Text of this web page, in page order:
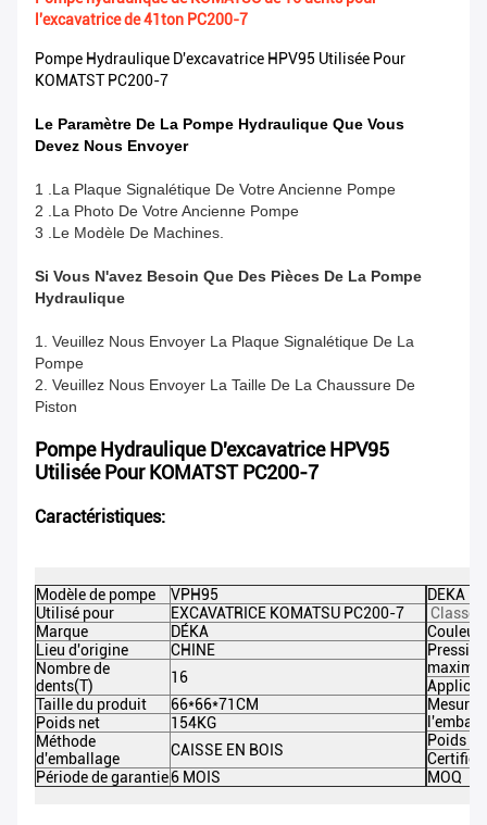
l'excavatrice de 41ton PC200-7
Pompe Hydraulique D'excavatrice HPV95 Utilisée Pour
KOMATST PC200-7
Le Paramètre De La Pompe Hydraulique Que Vous
Devez Nous Envoyer
1 .La Plaque Signalétique De Votre Ancienne Pompe
2 .La Photo De Votre Ancienne Pompe
3 .Le Modèle De Machines.
Si Vous N'avez Besoin Que Des Pièces De La Pompe
Hydraulique
1. Veuillez Nous Envoyer La Plaque Signalétique De La
Pompe
2. Veuillez Nous Envoyer La Taille De La Chaussure De
Piston
Pompe Hydraulique D'excavatrice HPV95
Utilisée Pour KOMATST PC200-7
Caractéristiques:
Modèle de pompe
VPH95
Utilisé pour
EXCAVATRICE KOMATSU PC200-7
Marque
DÉKA
Lieu d'origine
CHINE
Nombre de
dents(T)
16
Taille du produit
66*66*71CM
Poids net
154KG
Méthode
d'emballage
CAISSE EN BOIS
Période de garantie6 MOIS
DEKA
Classe
Couleur
Pression
Mesure
Poids
MOQ